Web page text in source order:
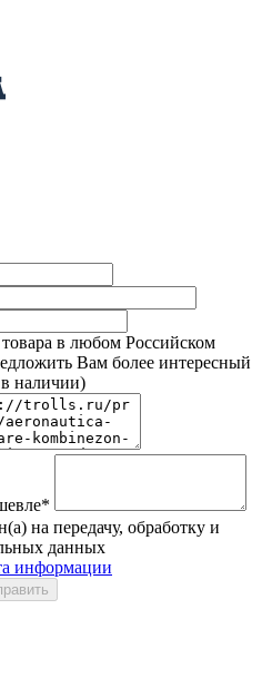
в любом Российском
Вам более интересный
наличии)
на передачу, обработку и
данных
информации